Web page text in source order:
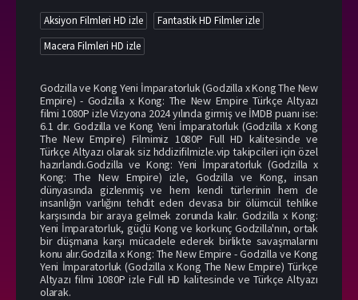
Aksiyon Filmleri HD izle
Fantastik HD Filmler izle
Macera Filmleri HD izle
Godzilla ve Kong Yeni İmparatorluk (Godzilla x Kong The New
Empire) - Godzilla x Kong: The New Empire Türkçe Altyazı
filmi 1080P izle Vizyona 2024 yılında girmiş ve İMDB puanı ise:
6.1 dır. Godzilla ve Kong Yeni İmparatorluk (Godzilla x Kong
The New Empire) Filmimiz 1080P Full HD kalitesinde ve
Türkçe Altyazı olarak siz hddizifilmizle.vip takipcileri için özel
hazırlandı.Godzilla ve Kong: Yeni İmparatorluk (Godzilla x
Kong: The New Empire) izle, Godzilla ve Kong, insan
dünyasında gizlenmiş ve hem kendi türlerinin hem de
insanlığın varlığını tehdit eden devasa bir ölümcül tehlike
karşısında bir araya gelmek zorunda kalır. Godzilla x Kong:
Yeni İmparatorluk, güçlü Kong ve korkunç Godzilla'nın, ortak
bir düşmana karşı mücadele ederek birlikte savaşmalarını
konu alır.Godzilla x Kong: The New Empire - Godzilla ve Kong
Yeni İmparatorluk (Godzilla x Kong The New Empire) Türkçe
Altyazı filmi 1080P izle Full HD kalitesinde ve Türkçe Altyazı
olarak.